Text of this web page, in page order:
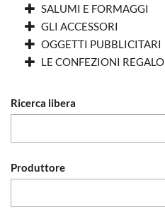
SALUMI E FORMAGGI
GLI ACCESSORI
OGGETTI PUBBLICITARI
LE CONFEZIONI REGALO
Ricerca libera
Produttore